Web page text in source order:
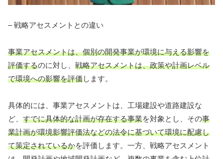
– 戦略アセスメントとの違い
事業アセスメントは、個別の開発事業が環境に与える影響を
評価するのに対し、 戦略アセスメントは、政策や計画レベル
で環境への影響を評価します。
具体的には、事業アセスメントは、工場建設や道路建設な
ど、 すでに具体的な計画が存在する事業を対象とし、その事
業計画が環境影響評価法などの法令に基づいて環境に配慮し
て策定されているかを評価します。一方、戦略アセスメント